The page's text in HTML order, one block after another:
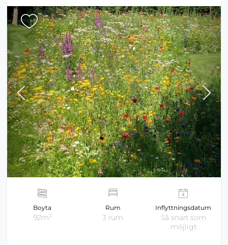
Boyta
92m2
Rum
3 rum
Inflyttningsdatum
Så snart som
möjligt